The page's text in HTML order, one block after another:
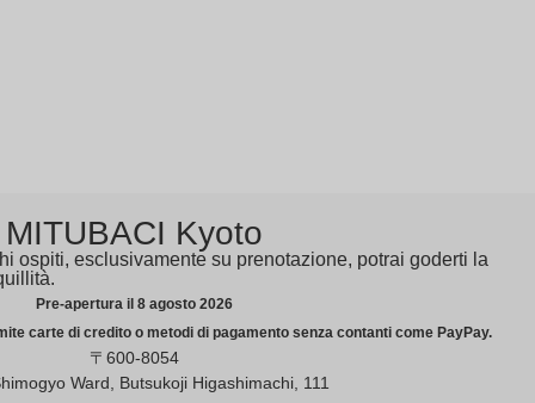
MITUBACI Kyoto
ospiti, esclusivamente su prenotazione, potrai goderti la
Pre-apertura il 8 agosto 2026
carte di credito o metodi di pagamento senza contanti come PayPay.
〒600-8054
Ward, Butsukoji Higashimachi, 111